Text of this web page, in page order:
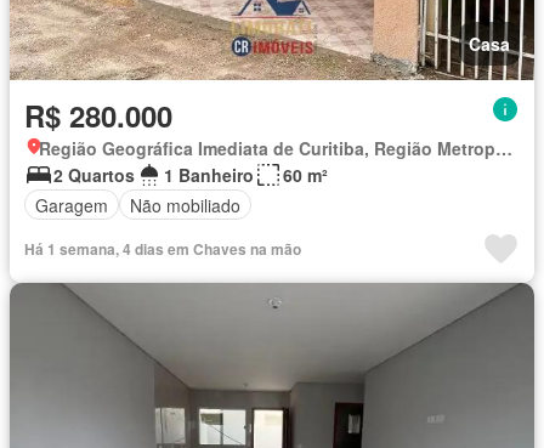
Casa
R$ 280.000
Região Geográfica Imediata de Curitiba, Região Metropolitana de Curitiba
2 Quartos
1 Banheiro
60 m²
Garagem
Não mobiliado
Há 1 semana, 4 dias em Chaves na mão